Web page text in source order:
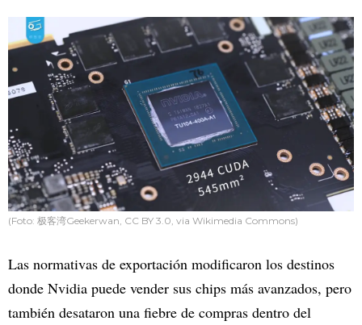
(Foto: 极客湾Geekerwan, CC BY 3.0, via Wikimedia Commons)
Las normativas de exportación modificaron los destinos
donde Nvidia puede vender sus chips más avanzados, pero
también desataron una fiebre de compras dentro del